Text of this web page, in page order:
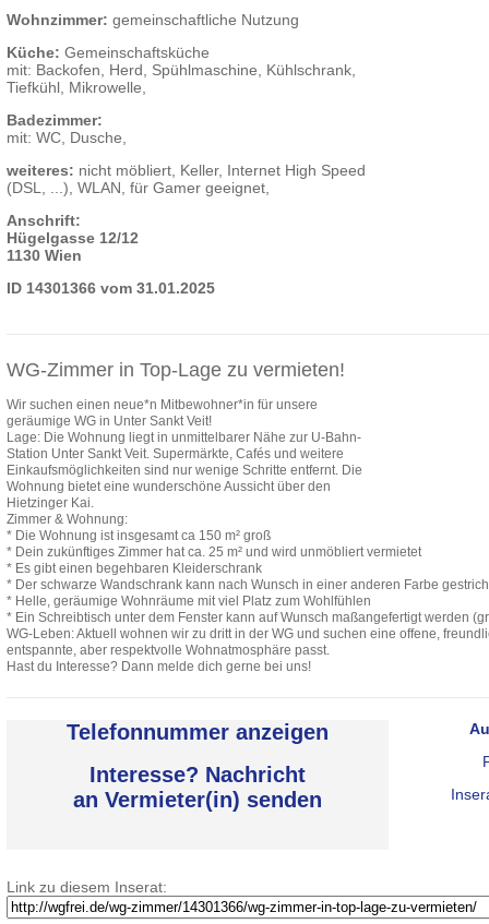
Wohnzimmer: gemeinschaftliche Nutzung
Küche: Gemeinschaftsküche
mit: Backofen, Herd, Spühlmaschine, Kühlschrank,
Tiefkühl, Mikrowelle,
Badezimmer:
mit: WC, Dusche,
weiteres: nicht möbliert, Keller, Internet High Speed
(DSL, ...), WLAN, für Gamer geeignet,
Anschrift:
Hügelgasse 12/12
1130 Wien
ID 14301366 vom 31.01.2025
WG-Zimmer in Top-Lage zu vermieten!
Wir suchen einen neue*n Mitbewohner*in für unsere
geräumige WG in Unter Sankt Veit!
Lage: Die Wohnung liegt in unmittelbarer Nähe zur U-Bahn-
Station Unter Sankt Veit. Supermärkte, Cafés und weitere
Einkaufsmöglichkeiten sind nur wenige Schritte entfernt. Die
Wohnung bietet eine wunderschöne Aussicht über den
Hietzinger Kai.
Zimmer & Wohnung:
* Die Wohnung ist insgesamt ca 150 m² groß
* Dein zukünftiges Zimmer hat ca. 25 m² und wird unmöbliert vermietet
* Es gibt einen begehbaren Kleiderschrank
* Der schwarze Wandschrank kann nach Wunsch in einer anderen Farbe
* Helle, geräumige Wohnräume mit viel Platz zum Wohlfühlen
* Ein Schreibtisch unter dem Fenster kann auf Wunsch maßangefertigt werden
WG-Leben: Aktuell wohnen wir zu dritt in der WG und suchen eine offene,
entspannte, aber respektvolle Wohnatmosphäre passt.
Hast du Interesse? Dann melde dich gerne bei uns!
Telefonnummer anzeigen
Interesse? Nachricht
an Vermieter(in) senden
Link zu diesem Inserat: